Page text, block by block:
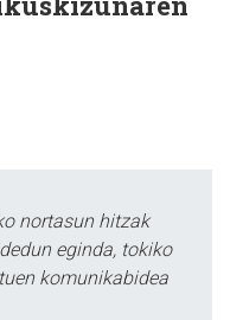
nortasun hitzak
eginda, tokiko
komunikabidea